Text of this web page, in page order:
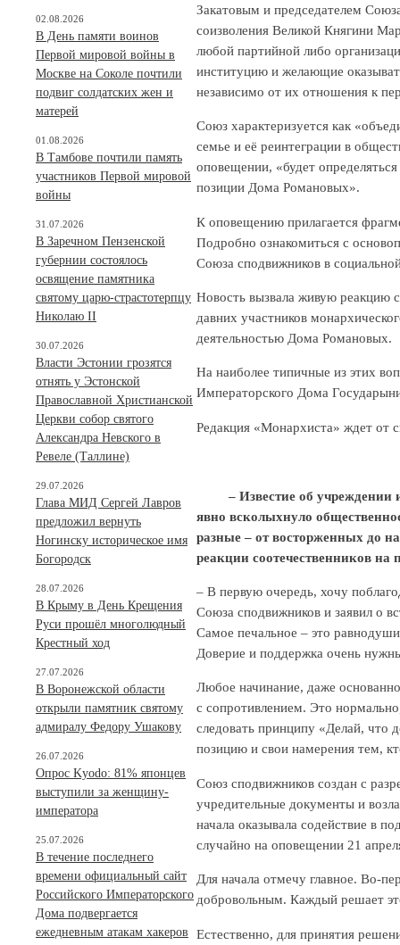
Закатовым и председателем
соизволения Великой Княгини
любой партийной либо
институцию и желающие
независимо от их отношения к
Союз характеризуется как
семье и её реинтеграции в
оповещении, «будет
позиции Дома Романовых».
К оповещению прилагается
Подробно ознакомиться с
Союза сподвижников в
Новость вызвала живую реакцию
давних участников
деятельностью Дома Романовых.
На наиболее типичные из этих
Императорского Дома
Редакция «Монархиста» ждет от
– Известие об учреждении и
явно всколыхнуло
разные – от восторженных до
реакции соотечественников
– В первую очередь, хочу
Союза сподвижников и заявил о
Самое печальное – это
Доверие и поддержка очень
Любое начинание, даже
с сопротивлением. Это
следовать принципу «Делай, что
позицию и свои намерения тем,
Союз сподвижников создан с
учредительные документы и
начала оказывала содействие в
случайно на оповещении 21
Для начала отмечу главное. Во-
добровольным. Каждый решает
Естественно, для принятия
В День памяти воинов
Первой мировой войны в
Москве на Соколе почтили
подвиг солдатских жен и
матерей
02.08.2026
В Тамбове почтили память
участников Первой мировой
войны
01.08.2026
В Заречном Пензенской
губернии состоялось
освящение памятника
святому царю-страстотерпцу
Николаю II
31.07.2026
Власти Эстонии грозятся
отнять у Эстонской
Православной Христианской
Церкви собор святого
Александра Невского в
Ревеле (Таллине)
30.07.2026
Глава МИД Сергей Лавров
предложил вернуть
Ногинску историческое имя
Богородск
29.07.2026
В Крыму в День Крещения
Руси прошёл многолюдный
Крестный ход
28.07.2026
В Воронежской области
открыли памятник святому
адмиралу Федору Ушакову
27.07.2026
Опрос Kyodo: 81% японцев
выступили за женщину-
императора
26.07.2026
В течение последнего
времени официальный сайт
Российского Императорского
Дома подвергается
ежедневным атакам хакеров
25.07.2026